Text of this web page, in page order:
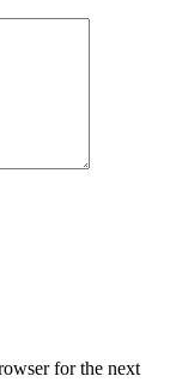
for the next